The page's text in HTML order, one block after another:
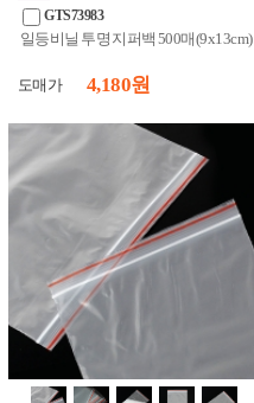
GTS73983
일등비닐 투명 지퍼백 500매(9x13cm)
도매가 4,180 원